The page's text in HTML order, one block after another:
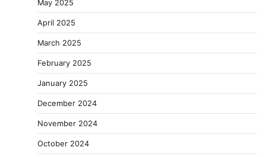
May 2025
April 2025
March 2025
February 2025
January 2025
December 2024
November 2024
October 2024